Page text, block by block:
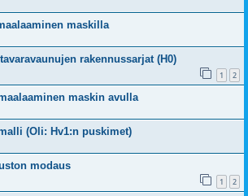
maskilla
rakennussarjat (H0)
1 2
maskin avulla
(Oli: Hv1:n puskimet)
modaus
1 2